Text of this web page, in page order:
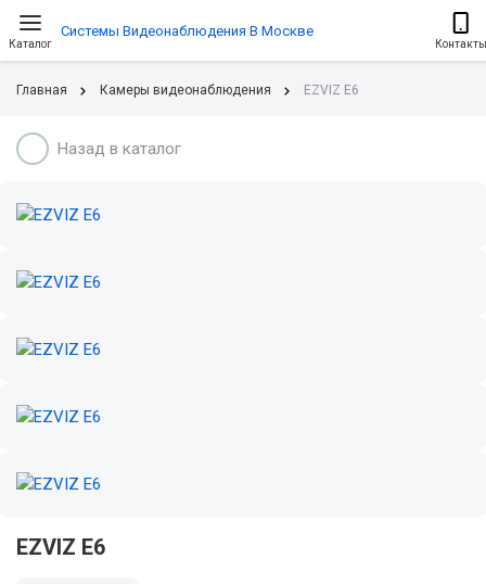
Каталог
Системы Видеонаблюдения В Москве
Контакты
Главная Камеры видеонаблюдения EZVIZ E6
Назад в каталог
EZVIZ E6